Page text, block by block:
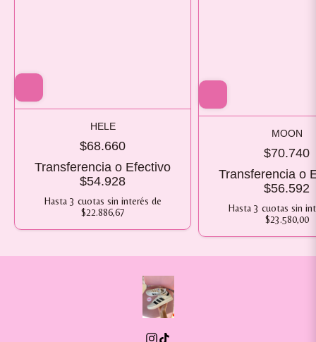
HELE
$68.660
Transferencia o Efectivo
$54.928
Hasta 3 cuotas sin interés de
$22.886,67
MOON
$70.740
Transferencia o
$56.592
Hasta 3 cuotas sin
$23.580,00